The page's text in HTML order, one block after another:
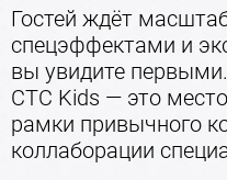
Гостей ждёт
спецэффектами и
вы увидите
СТС Kids — это
рамки привычного
коллаборации